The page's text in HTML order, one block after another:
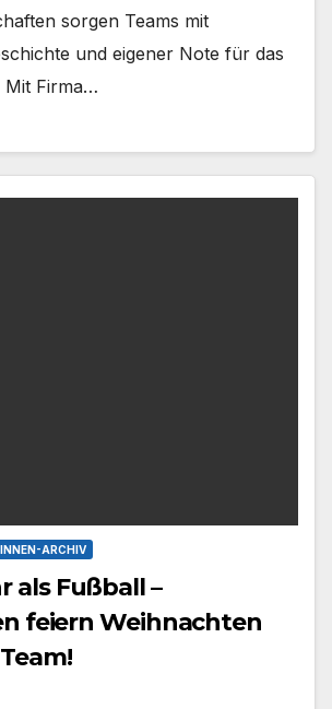
sorgen Teams mit
und eigener Note für das
Mit Firma…
ARCHIV
als Fußball –
feiern Weihnachten